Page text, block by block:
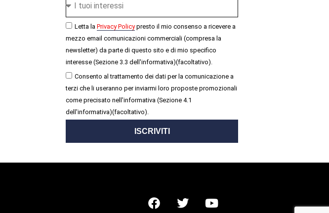
Letta la Privacy Policypresto il mio consenso a ricevere a
mezzo email comunicazioni commerciali (compresa la
newsletter) da parte di questo sito e di mio specifico
interesse (Sezione 3.3 dell'informativa)(facoltativo).
Consento al trattamento dei dati per la comunicazione a
terzi che li useranno per inviarmi loro proposte promozionali
come precisato nell'informativa (Sezione 4.1
dell'informativa)(facoltativo).
ISCRIVITI